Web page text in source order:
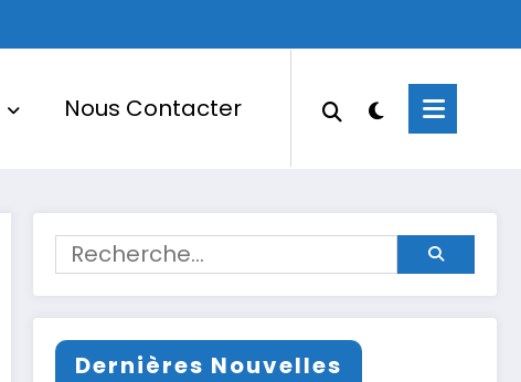
Nous Contacter
Dernières Nouvelles